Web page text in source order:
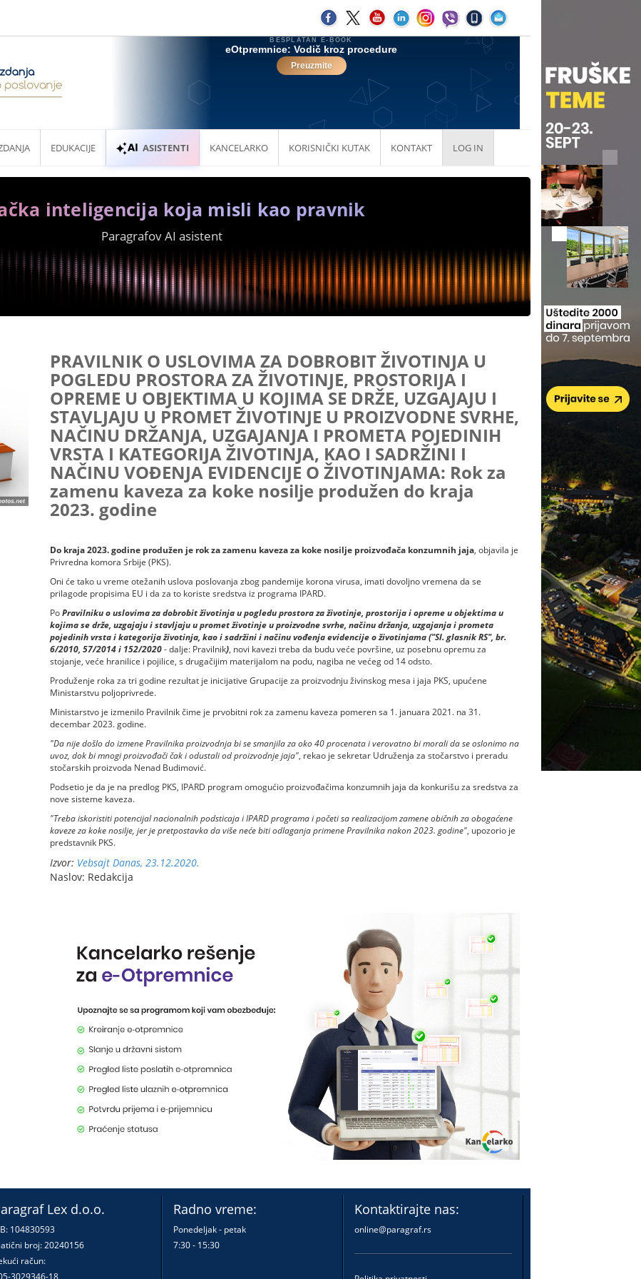
EDUKACIJE ASISTENTI KANCELARKO KORISNIČKI KUTAK KONTAKT LOG IN
inteligencija koja misli kao pravnik
Paragrafov AI asistent
PRAVILNIK O USLOVIMA ZA DOBROBIT ŽIVOTINJA U
POGLEDU PROSTORA ZA ŽIVOTINJE, PROSTORIJA I
OPREME U OBJEKTIMA U KOJIMA SE DRŽE, UZGAJAJU I
STAVLJAJU U PROMET ŽIVOTINJE U PROIZVODNE SVRHE,
NAČINU DRŽANJA, UZGAJANJA I PROMETA POJEDINIH
VRSTA I KATEGORIJA ŽIVOTINJA, KAO I SADRŽINI I
NAČINU VOĐENJA EVIDENCIJE O ŽIVOTINJAMA: Rok za
zamenu kaveza za koke nosilje produžen do kraja
2023. godine
Do kraja 2023. godine produžen je rok za zamenu kaveza za koke nosilje proizvođača konzumnih jaja, objavila je
Privredna komora Srbije (PKS).
Oni će tako u vreme otežanih uslova poslovanja zbog pandemije korona virusa, imati dovoljno vremena da se
prilagode propisima EU i da za to koriste sredstva iz programa IPARD.
PoPravilniku o uslovima za dobrobit životinja u pogledu prostora za životinje, prostorija i opreme u objektima u
kojima se drže, uzgajaju i stavljaju u promet životinje u proizvodne svrhe, načinu držanja, uzgajanja i prometa
pojedinih vrsta i kategorija životinja, kao i sadržini i načinu vođenja evidencije o životinjama ("Sl. glasnik RS", br.
6/2010, 57/2014 i 152/2020- dalje: Pravilnik), novi kavezi treba da budu veće površine, uz posebnu opremu za
stojanje, veće hranilice i pojilice, s drugačijim materijalom na podu, nagiba ne većeg od 14 odsto.
Produženje roka za tri godine rezultat je inicijative Grupacije za proizvodnju živinskog mesa i jaja PKS, upućene
Ministarstvu poljoprivrede.
Ministarstvo je izmenilo Pravilnik čime je prvobitni rok za zamenu kaveza pomeren sa 1. januara 2021. na 31.
decembar 2023. godine.
"Da nije došlo do izmene Pravilnika proizvodnja bi se smanjila za oko 40 procenata i verovatno bi morali da se oslonimo na
uvoz, dok bi mnogi proizvođači čak i odustali od proizvodnje jaja", rekao je sekretar Udruženja za stočarstvo i preradu
stočarskih proizvoda Nenad Budimović.
Podsetio je da je na predlog PКS, IPARD program omogućio proizvođačima konzumnih jaja da konkurišu za sredstva za
nove sisteme kaveza.
"Treba iskoristiti potencijal nacionalnih podsticaja i IPARD programa i početi sa realizacijom zamene običnih za obogaćene
kaveze za koke nosilje, jer je pretpostavka da više neće biti odlaganja primene Pravilnika nakon 2023. godine", upozorio je
predstavnik PKS.
Izvor: Vebsajt Danas, 23.12.2020.
Naslov: Redakcija
Lex d.o.o.
104830593
broj: 20240156
račun:
3029346-18
Radno vreme:
Ponedeljak - petak
7:30 - 15:30
Kontaktirajte nas:
online@paragraf.rs